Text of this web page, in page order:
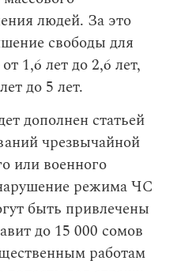
людей. За это
свободы для
1,6 лет до 2,6 лет,
до 5 лет.
дополнен статьей
чрезвычайной
или военного
режима ЧС
быть привлечены
до 15 000 сомов
работам